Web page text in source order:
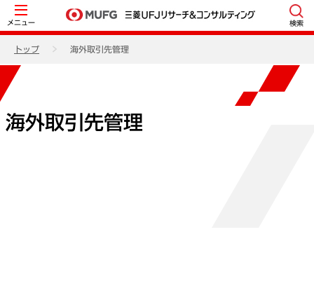
メニュー 検索
トップ 海外取引先管理
海外取引先管理